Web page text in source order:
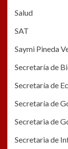
Salud
SAT
Saymi Pineda
Secretaría de
Secretaría de
Secretaría de
Secretaria de
Secretaria de